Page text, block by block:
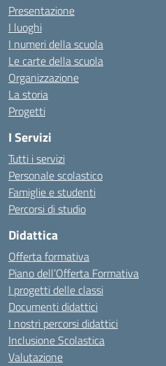
Presentazione
I luoghi
I numeri della scuola
Le carte della scuola
Organizzazione
La storia
Progetti
I Servizi
Tutti i servizi
Personale scolastico
Famiglie e studenti
Percorsi di studio
Didattica
Offerta formativa
Piano dell’Offerta Formativa
I progetti delle classi
Documenti didattici
I nostri percorsi didattici
Inclusione Scolastica
Valutazione